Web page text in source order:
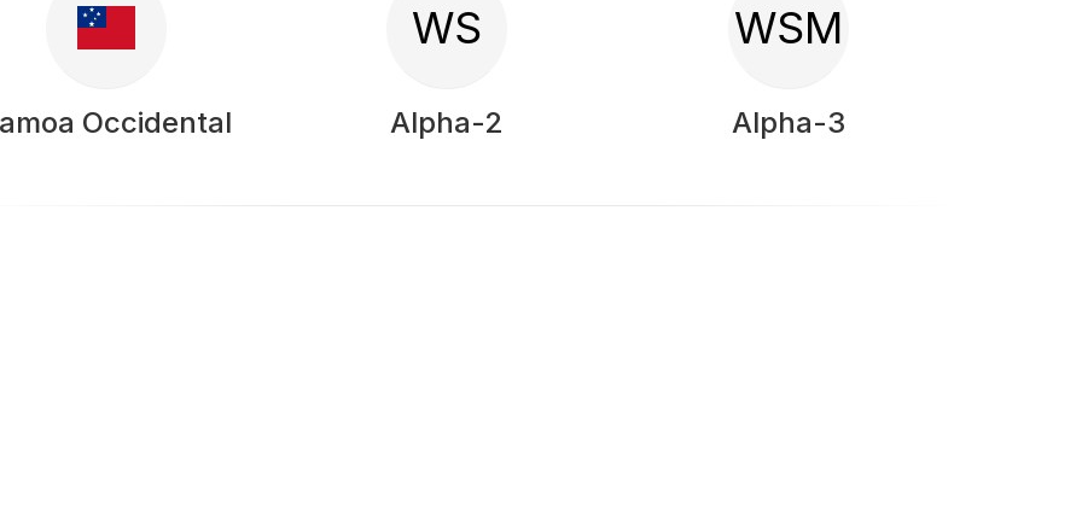
Occidental
WS
Alpha-2
WSM
Alpha-3